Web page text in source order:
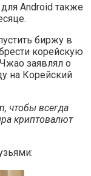
Android также
биржу в
корейскую
заявлял о
на Корейский
чтобы всегда
криптовалют